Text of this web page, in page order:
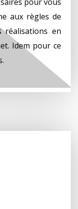
aux règles de
réalisations en
Idem pour ce